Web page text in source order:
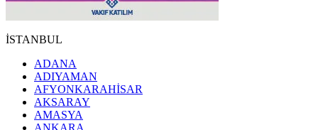
İSTANBUL
ADANA
ADIYAMAN
AFYONKARAHİSAR
AKSARAY
AMASYA
ANKARA